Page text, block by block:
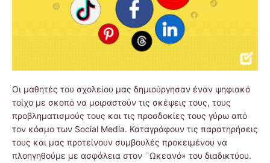
Οι μαθητές του σχολείου μας δημιούργησαν έναν ψηφιακό
τοίχο με σκοπό να μοιραστούν τις σκέψεις τους, τους
προβληματισμούς τους και τις προσδοκίες τους γύρω από
τον κόσμο των Social Media. Καταγράφουν τις παρατηρήσεις
τους και μας προτείνουν συμβουλές προκειμένου να
πλοηγηθούμε με ασφάλεια στον ¨Ωκεανό» του διαδικτύου.